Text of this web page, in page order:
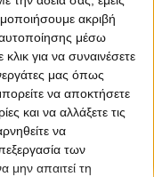
ακριβή
μέσω
για να συναινέσετε
μας όπως
να αποκτήσετε
και να αλλάξετε τις
να
των
μην απαιτεί τη